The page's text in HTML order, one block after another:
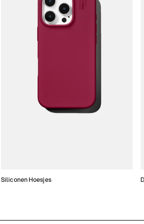
Siliconen Hoesjes